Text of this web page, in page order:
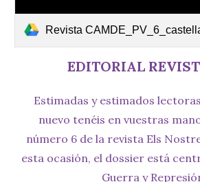
Revista
EDITORIAL
Estimadas y estimados
nuevo tenéis en vuestras
número 6 de la revista Els
esta ocasión, el dossier está
Guerra y